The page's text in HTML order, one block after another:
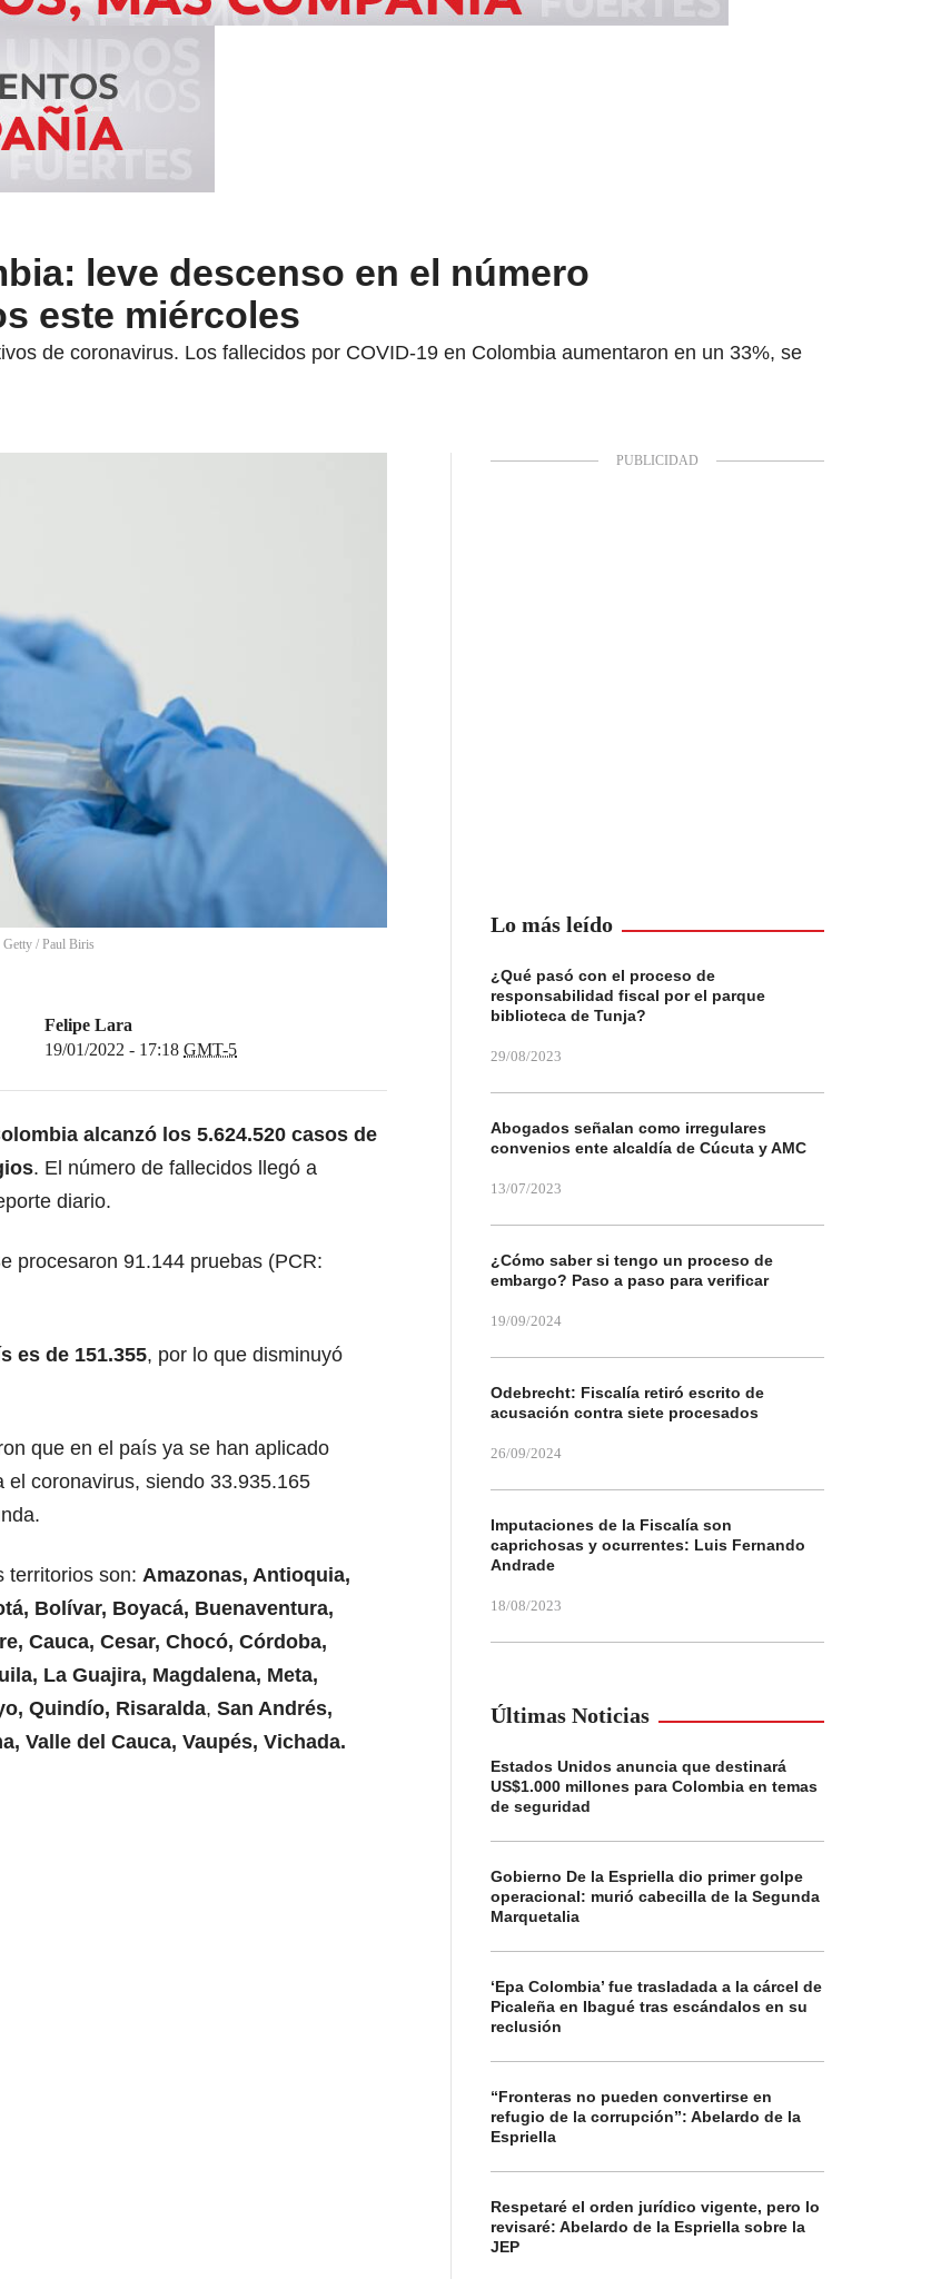
leve descenso en el número
este miércoles
de coronavirus. Los fallecidos por COVID-19 en Colombia aumentaron en un 33%, se
Getty / Paul Biris
Felipe Lara
19/01/2022 - 17:18 GMT-5
alcanzó los 5.624.520 casos de
. El número de fallecidos llegó a
diario.
procesaron 91.144 pruebas (PCR:
es de 151.355, por lo que disminuyó
que en el país ya se han aplicado
coronavirus, siendo 33.935.165
territorios son: Amazonas, Antioquia,
Bolívar, Boyacá, Buenaventura,
Cauca, Cesar, Chocó, Córdoba,
La Guajira, Magdalena, Meta,
Quindío, Risaralda, San Andrés,
Valle del Cauca, Vaupés, Vichada.
Lo más leído
¿Qué pasó con el proceso de
responsabilidad fiscal por el parque
biblioteca de Tunja?
29/08/2023
Abogados señalan como irregulares
convenios ente alcaldía de Cúcuta y AMC
13/07/2023
¿Cómo saber si tengo un proceso de
embargo? Paso a paso para verificar
19/09/2024
Odebrecht: Fiscalía retiró escrito de
acusación contra siete procesados
26/09/2024
Imputaciones de la Fiscalía son
caprichosas y ocurrentes: Luis Fernando
Andrade
18/08/2023
Últimas Noticias
Estados Unidos anuncia que destinará
US$1.000 millones para Colombia en temas
de seguridad
Gobierno De la Espriella dio primer golpe
operacional: murió cabecilla de la Segunda
Marquetalia
‘Epa Colombia’ fue trasladada a la cárcel de
Picaleña en Ibagué tras escándalos en su
reclusión
“Fronteras no pueden convertirse en
refugio de la corrupción”: Abelardo de la
Espriella
Respetaré el orden jurídico vigente, pero lo
revisaré: Abelardo de la Espriella sobre la
JEP